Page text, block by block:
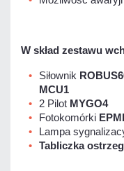
W skład zestawu
Siłownik
MCU1
2 Pilot MYGO4
Fotokomórki
Lampa
Tabliczka